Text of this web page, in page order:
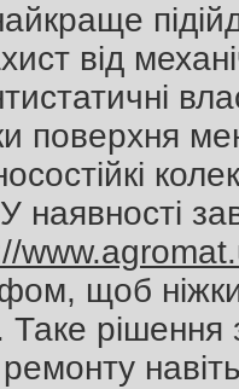
від
поверхня
наявності
щоб
Таке
ремонту